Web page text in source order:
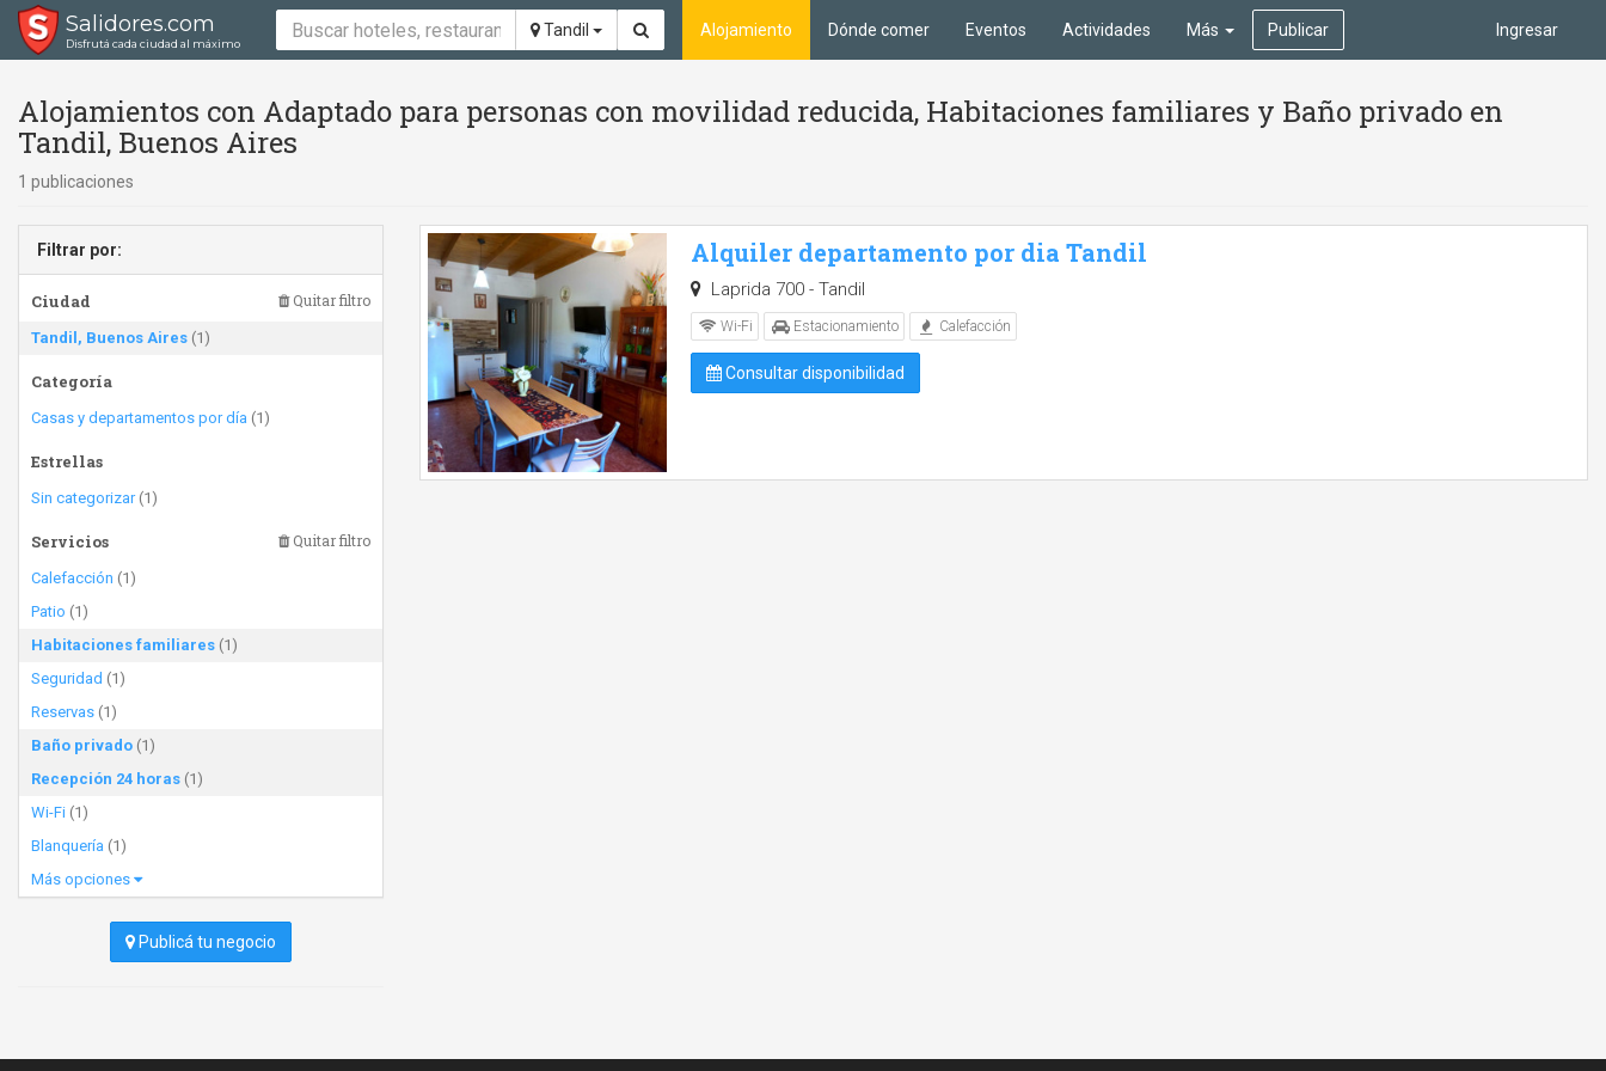
Salidores.com
Disfrutá cada ciudad al máximo
Tandil Ingresar
Alojamiento Dónde comer Eventos Actividades Más Publicar
Alojamientos con Adaptado para personas con movilidad reducida, Habitaciones familiares y Baño privado en
Tandil, Buenos Aires
1 publicaciones
Filtrar por:
Ciudad Quitar filtro
Tandil, Buenos Aires (1)
Categoría
Casas y departamentos por día (1)
Estrellas
Sin categorizar(1)
Servicios Quitar filtro
Calefacción (1)
Patio (1)
Habitaciones familiares (1)
Seguridad (1)
Reservas (1)
Baño privado (1)
Recepción 24 horas (1)
Wi-Fi (1)
Blanquería (1)
Más opciones
Publicá tu negocio
Alquiler departamento por dia Tandil
Laprida 700 - Tandil
Wi-Fi Estacionamiento Calefacción
Consultar disponibilidad